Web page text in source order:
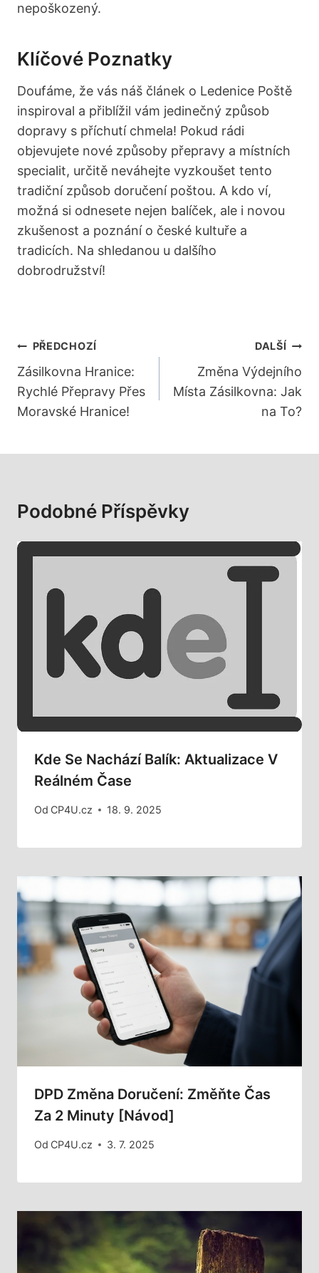
nepoškozený.
Klíčové Poznatky
Doufáme, že vás náš článek o Ledenice Poště
inspiroval a přiblížil vám jedinečný způsob
dopravy s příchutí chmela! Pokud rádi
objevujete nové způsoby přepravy a místních
specialit, určitě neváhejte vyzkoušet tento
tradiční způsob doručení poštou. A kdo ví,
možná si odnesete nejen balíček, ale i novou
zkušenost a poznání o české kultuře a
tradicích. Na shledanou u dalšího
dobrodružství!
Navigace
Pro
Příspěvek
PŘEDCHOZÍ
Zásilkovna Hranice:
Rychlé Přepravy Přes
Moravské Hranice!
DALŠÍ
Změna Výdejního
Místa Zásilkovna: Jak
na To?
Podobné Příspěvky
Kde Se Nachází Balík: Aktualizace V
Reálném Čase
Od CP4U.cz 18. 9. 2025
DPD Změna Doručení: Změňte Čas
Za 2 Minuty [Návod]
Od CP4U.cz 3. 7. 2025